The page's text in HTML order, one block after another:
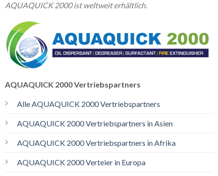
AQUAQUICK 2000 ist weltweit erhältlich.
AQUAQUICK 2000 Vertriebspartners
Alle AQUAQUICK 2000 Vertriebspartners
AQUAQUICK 2000 Vertriebspartners in Asien
AQUAQUICK 2000 Vertriebspartners in Afrika
AQUAQUICK 2000 Verteier in Europa